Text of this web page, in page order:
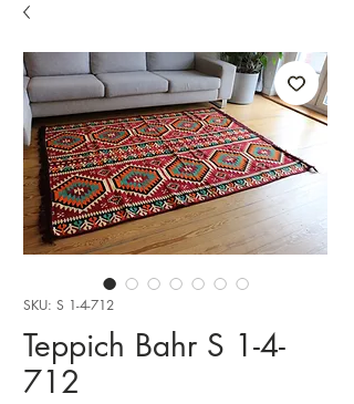
SKU: S 1-4-712
Teppich Bahr S 1-4-
712